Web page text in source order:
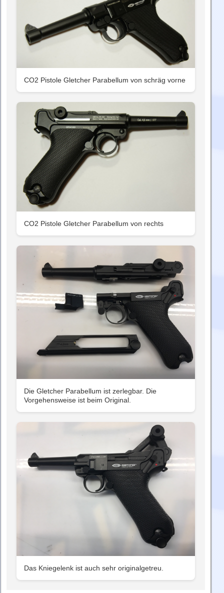
CO2 Pistole Gletcher Parabellum von schräg vorne
CO2 Pistole Gletcher Parabellum von rechts
Die Gletcher Parabellum ist zerlegbar. Die
Vorgehensweise ist beim Original.
Das Kniegelenk ist auch sehr originalgetreu.